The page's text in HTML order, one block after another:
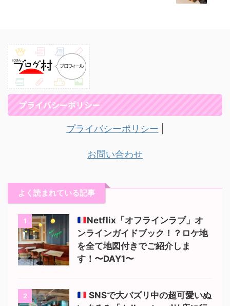
プライバシーポリシー
プライバシーポリシー
お問い合わせ
よく読まれている記事
1
Netflix「オフラインラブ」オ
ンラインガイドブック！？ロケ地
を全て地図付きでご紹介しま
す！〜DAY1〜
2
SNSで大バズリ中の超可愛いぬ